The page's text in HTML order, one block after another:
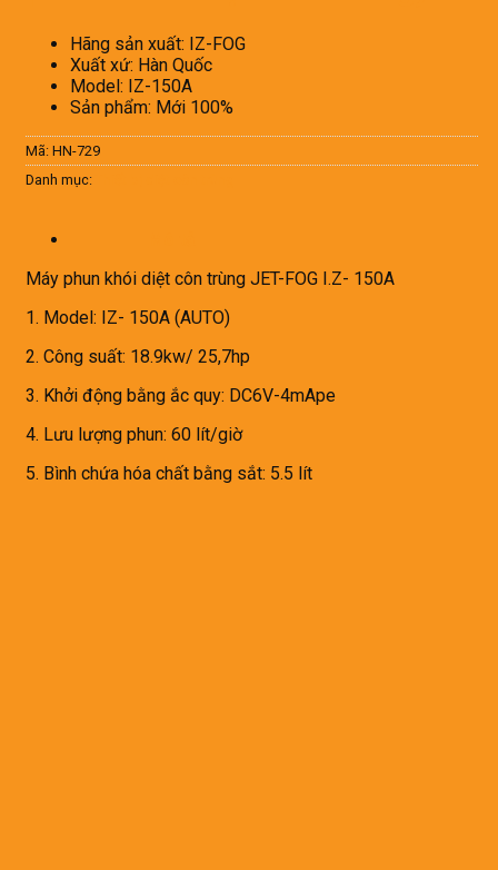
Hãng sản xuất: IZ-FOG
Xuất xứ: Hàn Quốc
Model: IZ-150A
Sản phẩm: Mới 100%
Mã: HN-729
Danh mục:
Máy phun khói diệt côn trùng JET-FOG I.Z- 150A
1. Model: IZ- 150A (AUTO)
2. Công suất: 18.9kw/ 25,7hp
3. Khởi động bằng ắc quy: DC6V-4mApe
4. Lưu lượng phun: 60 lít/giờ
5. Bình chứa hóa chất bằng sắt: 5.5 lít